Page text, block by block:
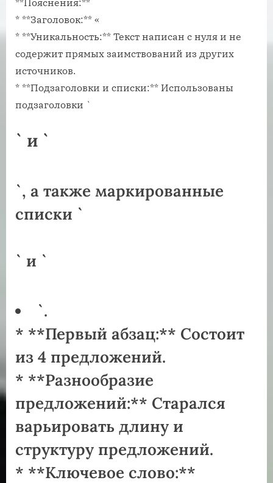
**Пояснения:**
* **Заголовок:** «
* **Уникальность:** Текст написан с нуля и не
содержит прямых заимствований из других
источников.
* **Подзаголовки и списки:** Использованы
подзаголовки `
` и `
`‚ а также маркированные
списки `
` и `
`.
* **Первый абзац:** Состоит
из 4 предложений.
* **Разнообразие
предложений:** Старался
варьировать длину и
структуру предложений.
* **Ключевое слово:**